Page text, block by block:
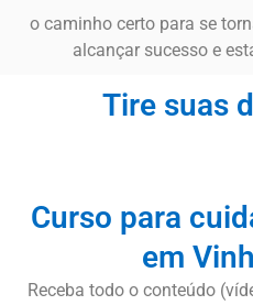
o caminho certo para se
alcançar sucesso e
Tire suas
Curso para
em
Receba todo o conteúdo